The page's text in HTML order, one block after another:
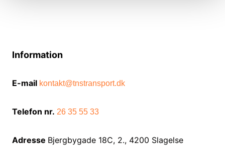
Information
E-mail kontakt@tnstransport.dk
Telefon nr. 26 35 55 33
Adresse Bjergbygade 18C, 2., 4200 Slagelse